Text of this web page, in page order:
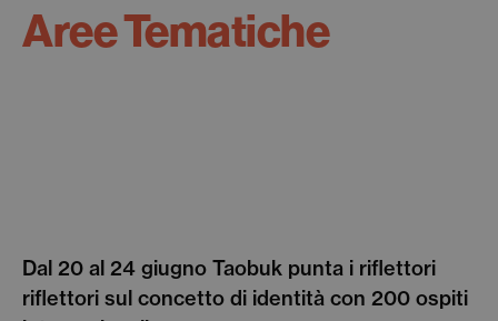
Aree Tematiche
Dal 20 al 24 giugno Taobuk punta i riflettori
riflettori sul concetto di identità con 200 ospiti